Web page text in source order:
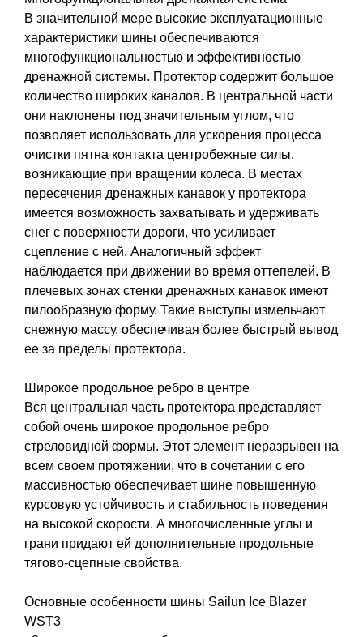
В значительной мере высокие эксплуатационные
характеристики шины обеспечиваются
многофункциональностью и эффективностью
дренажной системы. Протектор содержит большое
количество широких каналов. В центральной части
они наклонены под значительным углом, что
позволяет использовать для ускорения процесса
очистки пятна контакта центробежные силы,
возникающие при вращении колеса. В местах
пересечения дренажных канавок у протектора
имеется возможность захватывать и удерживать
снег с поверхности дороги, что усиливает
сцепление с ней. Аналогичный эффект
наблюдается при движении во время оттепелей. В
плечевых зонах стенки дренажных канавок имеют
пилообразную форму. Такие выступы измельчают
снежную массу, обеспечивая более быстрый вывод
ее за пределы протектора.
Широкое продольное ребро в центре
Вся центральная часть протектора представляет
собой очень широкое продольное ребро
стреловидной формы. Этот элемент неразрывен на
всем своем протяжении, что в сочетании с его
массивностью обеспечивает шине повышенную
курсовую устойчивость и стабильность поведения
на высокой скорости. А многочисленные углы и
грани придают ей дополнительные продольные
тягово-сцепные свойства.
Основные особенности шины Sailun Ice Blazer
WST3